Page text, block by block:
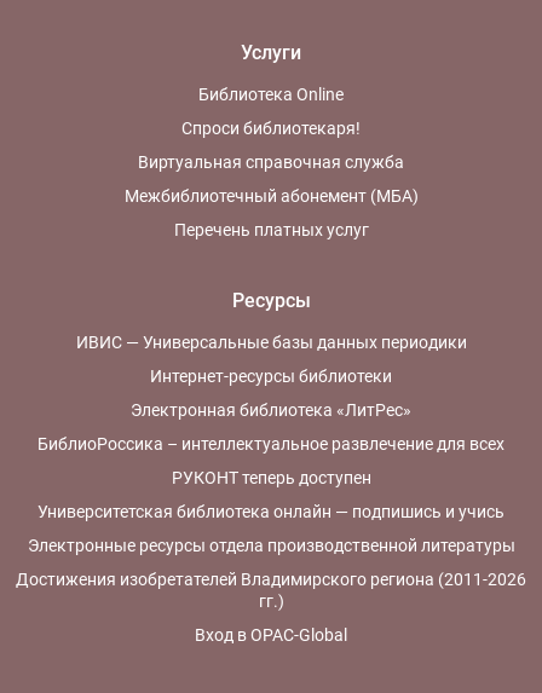
Услуги
Библиотека Online
Спроси библиотекаря!
Виртуальная справочная служба
Межбиблиотечный абонемент (МБА)
Перечень платных услуг
Ресурсы
ИВИС — Универсальные базы данных периодики
Интернет-ресурсы библиотеки
Электронная библиотека «ЛитРес»
БиблиоРоссика – интеллектуальное развлечение для всех
РУКОНТ теперь доступен
Университетская библиотека онлайн — подпишись и учись
Электронные ресурсы отдела производственной литературы
Достижения изобретателей Владимирского региона (2011-2026
гг.)
Вход в OPAC-Global